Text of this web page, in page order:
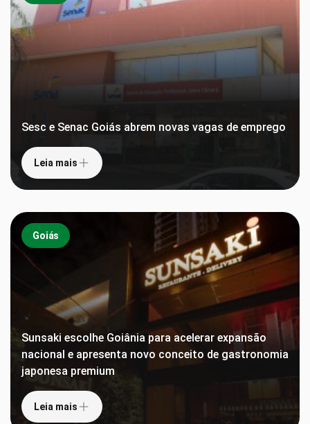
Sesc e Senac Goiás abrem novas vagas de emprego
Leia mais
Goiás
Sunsaki escolhe Goiânia para acelerar expansão
nacional e apresenta novo conceito de gastronomia
japonesa premium
Leia mais